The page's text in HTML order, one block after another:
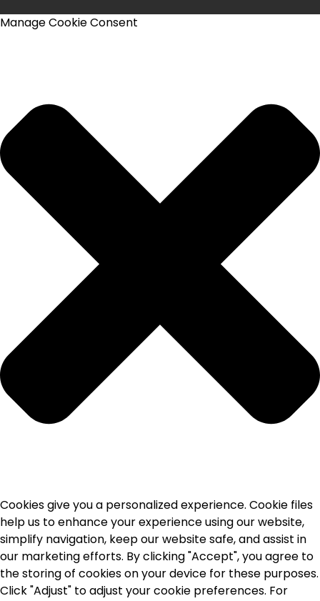
Manage Cookie Consent
Cookies give you a personalized experience. Cookie files
help us to enhance your experience using our website,
simplify navigation, keep our website safe, and assist in
our marketing efforts. By clicking "Accept", you agree to
the storing of cookies on your device for these purposes.
Click "Adjust" to adjust your cookie preferences. For